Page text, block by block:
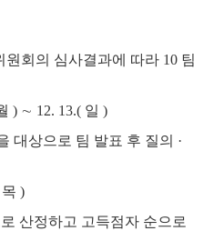
원회의 심사결과에 따라 10 팀
) ∼ 12. 13.( 일 )
대상으로 팀 발표 후 질의 ·
목 )
산정하고 고득점자 순으로